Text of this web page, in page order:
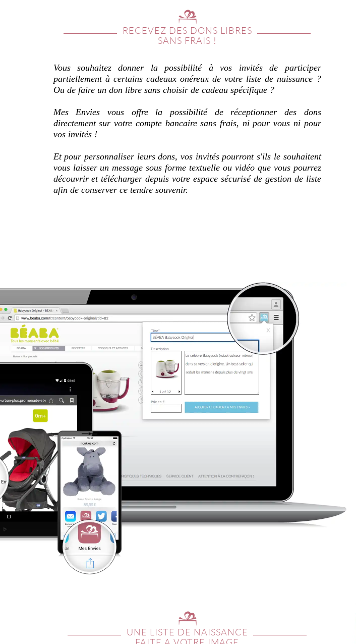
RECEVEZ DES DONS LIBRES
SANS FRAIS !
Vous souhaitez donner la possibilité à vos invités de participer
partiellement à certains cadeaux onéreux de votre liste de naissance ?
Ou de faire un don libre sans choisir de cadeau spécifique ?
Mes Envies vous offre la possibilité de réceptionner des dons
directement sur votre compte bancaire sans frais, ni pour vous ni pour
vos invités !
Et pour personnaliser leurs dons, vos invités pourront s'ils le souhaitent
vous laisser un message sous forme textuelle ou vidéo que vous pourrez
découvrir et télécharger depuis votre espace sécurisé de gestion de liste
afin de conserver ce tendre souvenir.
UNE LISTE DE NAISSANCE